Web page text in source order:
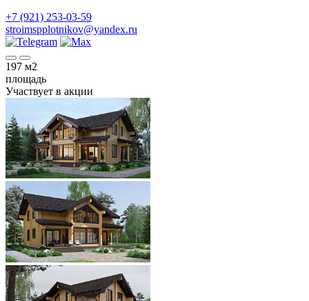
+7 (921) 253-03-59
stroimspplotnikov@yandex.ru
197 м2
площадь
Участвует в акции